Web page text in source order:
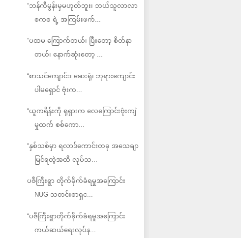
“ဘန်ကီမွန်းမှမဟုတ်ဘူး၊ ဘယ်သူလာလာ
စကစ ရဲ့ အကြမ်းဖက်...
“ပထမ ကြောက်တယ်၊ ပြီးတော့ စိတ်နာ
တယ်၊ နောက်ဆုံးတော့ ...
“စာသင်ကျောင်း၊ ဆေးရုံ၊ ဘုရားကျောင်း
ပါမရှောင် ဗုံးက...
“ယူကရိန်းကို ရုရှားက လေကြောင်းဗုံးကျဲ
မှုထက် စစ်ကော...
“နှစ်သစ်မှာ ရလာဒ်ကောင်းတခု အသေချာ
မြင်ရတဲ့အထိ လုပ်သ...
ပဇီကြီးရွာ တိုက်ခိုက်ခံရမှုအကြောင်း
NUG သတင်းစာရှင...
“ပဇီကြီးရွာတိုက်ခိုက်ခံရမှုအကြောင်း
ကယ်ဆယ်ရေးလုပ်န...